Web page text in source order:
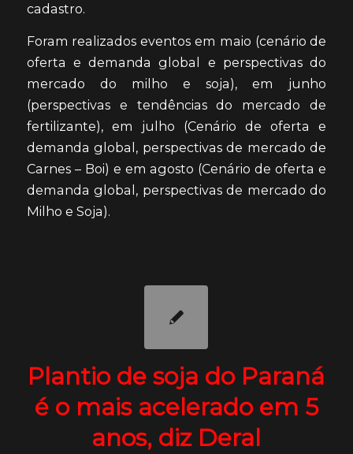
cadastro.
Foram realizados eventos em maio (cenário de
oferta e demanda global e perspectivas do
mercado do milho e soja), em junho
(perspectivas e tendências do mercado de
fertilizante), em julho (Cenário de oferta e
demanda global, perspectivas de mercado de
Carnes – Boi) e em agosto (Cenário de oferta e
demanda global, perspectivas de mercado do
Milho e Soja).
Plantio de soja do Paraná
é o mais acelerado em 5
anos, diz Deral